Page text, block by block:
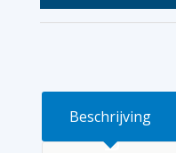
/
aantal
Beschrijving